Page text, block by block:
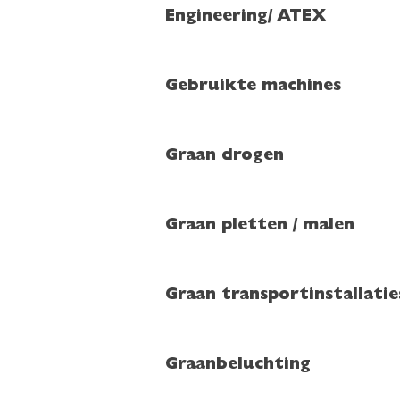
Engineering/ ATEX
Gebruikte machines
Graan drogen
Graan pletten / malen
Graan
Graanbeluchting